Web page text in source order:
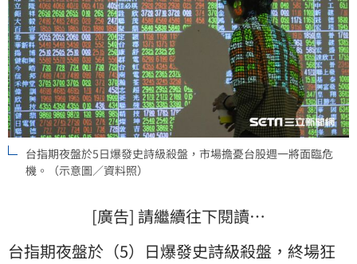
台指期夜盤於5日爆發史詩級殺盤，市場擔憂台股週一將面臨危
機。（示意圖／資料照）
[廣告] 請繼續往下閱讀…
台指期夜盤於（5）日爆發史詩級殺盤，終場狂